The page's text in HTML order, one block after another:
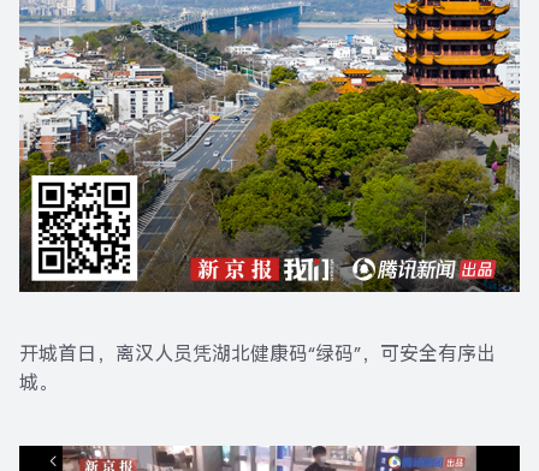
开城首日，离汉人员凭湖北健康码“绿码”，可安全有序出
城。